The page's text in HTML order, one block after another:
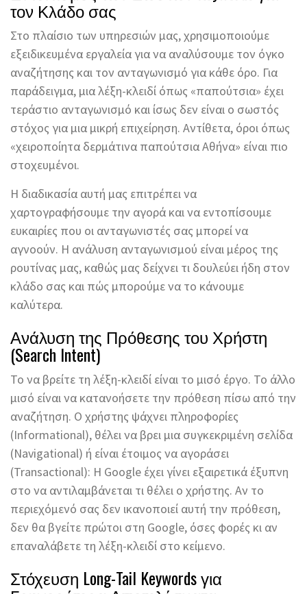
τον Κλάδο σας
Στο πλαίσιο των υπηρεσιών μας, χρησιμοποιούμε
εξειδικευμένα εργαλεία για να αναλύσουμε τον όγκο
αναζήτησης και τον ανταγωνισμό για κάθε όρο. Για
παράδειγμα, μια λέξη-κλειδί όπως «παπούτσια» έχει
τεράστιο ανταγωνισμό και ίσως δεν είναι ο σωστός
στόχος για μια μικρή επιχείρηση. Αντίθετα, όροι όπως
«χειροποίητα δερμάτινα παπούτσια Αθήνα» είναι πιο
στοχευμένοι.
Η διαδικασία αυτή μας επιτρέπει να
χαρτογραφήσουμε την αγορά και να εντοπίσουμε
ευκαιρίες που οι ανταγωνιστές σας μπορεί να
αγνοούν. Η ανάλυση ανταγωνισμού είναι μέρος της
ρουτίνας μας, καθώς μας δείχνει τι δουλεύει ήδη στον
κλάδο σας και πώς μπορούμε να το κάνουμε
καλύτερα.
Ανάλυση της Πρόθεσης του Χρήστη
(Search Intent)
Το να βρείτε τη λέξη-κλειδί είναι το μισό έργο. Το άλλο
μισό είναι να κατανοήσετε την πρόθεση πίσω από την
αναζήτηση. Ο χρήστης ψάχνει πληροφορίες
(Informational), θέλει να βρει μια συγκεκριμένη σελίδα
(Navigational) ή είναι έτοιμος να αγοράσει
(Transactional): Η Google έχει γίνει εξαιρετικά έξυπνη
στο να αντιλαμβάνεται τι θέλει ο χρήστης. Αν το
περιεχόμενό σας δεν ικανοποιεί αυτή την πρόθεση,
δεν θα βγείτε πρώτοι στη Google, όσες φορές κι αν
επαναλάβετε τη λέξη-κλειδί στο κείμενο.
Στόχευση Long-Tail Keywords για